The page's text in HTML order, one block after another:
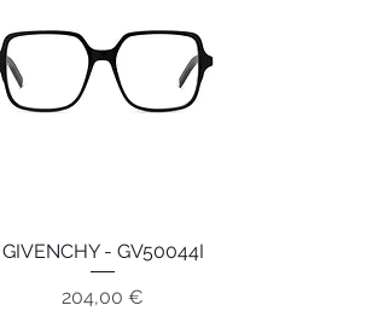
Aperçu rapide
GIVENCHY - GV50044I
Prix
204,00 €